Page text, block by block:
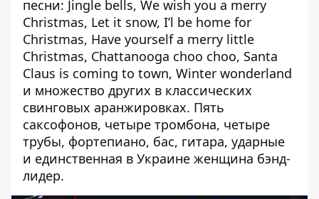
песни: Jingle bells, We wish you a merry
Christmas, Let it snow, I’l be home for
Christmas, Have yourself a merry little
Christmas, Chattanooga choo choo, Santa
Claus is coming to town, Winter wonderland
и множество других в классических
свинговых аранжировках. Пять
саксофонов, четыре тромбона, четыре
трубы, фортепиано, бас, гитара, ударные
и единственная в Украине женщина бэнд-
лидер.